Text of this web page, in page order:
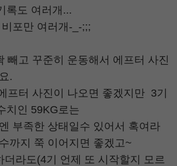
록도 여러개...
포만 여러개-_-;;;
빼고 꾸준히 운동해서 에프터 사진
.
프터 사진이 나오면 좋겠지만 3기
치인 59KG로는
부족한 상태일수 있어서 혹여라
까지 쭉 이어지면 좋겠고~
더라도(4기 언제 또 시작할지 모르